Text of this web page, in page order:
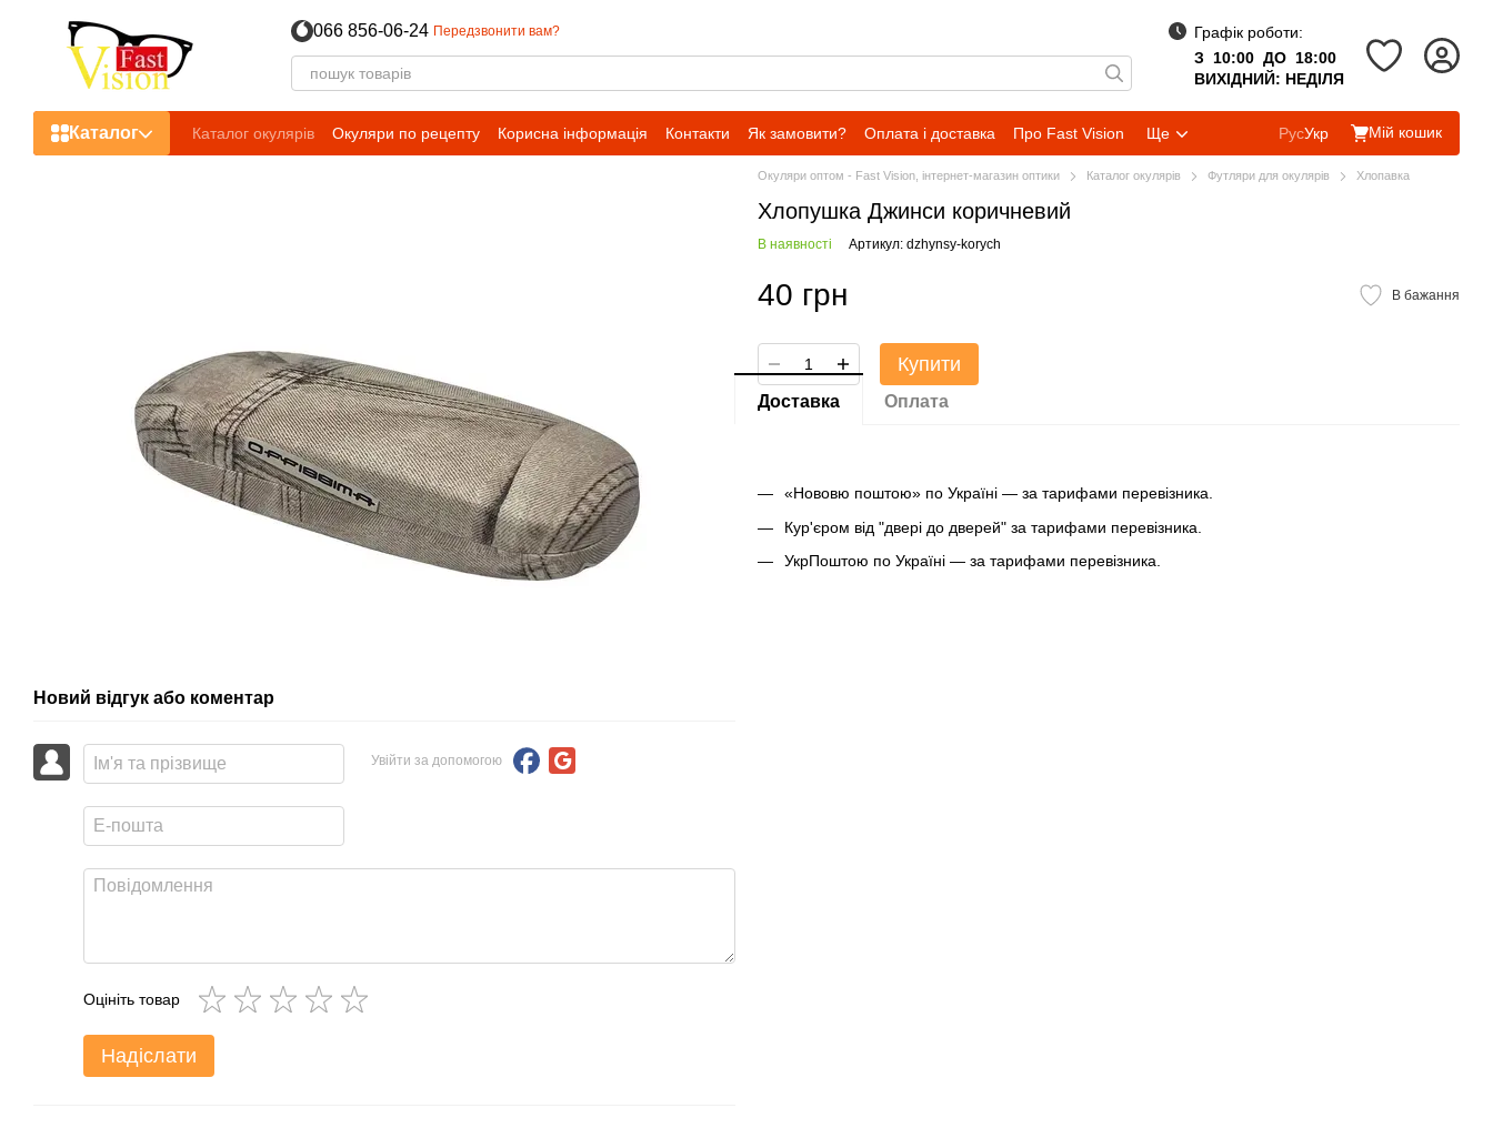
066 856-06-24 Передзвонити вам?
Графік роботи:
З 10:00 ДО 18:00
ВИХІДНИЙ: НЕДІЛЯ
Каталог Каталог окулярів Окуляри по рецепту Корисна інформація Контакти Як замовити? Оплата і доставка Про Fast Vision Ще РусУкр Мій кошик
Новий відгук або коментар
Увійти за допомогою
Оцініть товар
Надіслати
Окуляри оптом - Fast Vision, інтернет-магазин оптики Каталог окулярів Футляри для окулярів Хлопавка
Хлопушка Джинси коричневий
В наявності Артикул: dzhynsy-korych
40 грн В бажання
Купити
Доставка Оплата
«Нововю поштою» по Україні — за тарифами перевізника.
Кур'єром від "двері до дверей" за тарифами перевізника.
УкрПоштою по Україні — за тарифами перевізника.